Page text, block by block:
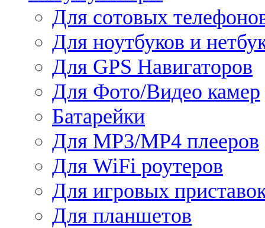
Для сотовых
Для ноутбуков и
Для GPS Навигаторов
Для Фото/Видео камер
Батарейки
Для MP3/MP4 плееров
Для WiFi роутеров
Для игровых
Для планшетов